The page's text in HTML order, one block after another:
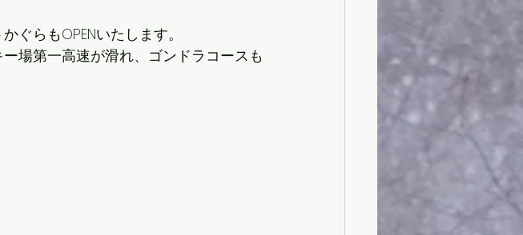
ぐらもOPENいたします。
場第一高速が滑れ、ゴンドラコースも